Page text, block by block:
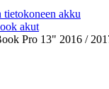
tietokoneen akku
akut
Pro 13" 2016 /